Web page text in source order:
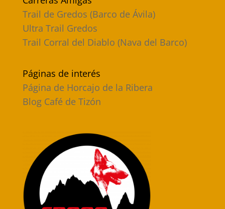
Trail de Gredos (Barco de Ávila)
Ultra Trail Gredos
Trail Corral del Diablo (Nava del Barco)
Páginas de interés
Página de Horcajo de la Ribera
Blog Café de Tizón